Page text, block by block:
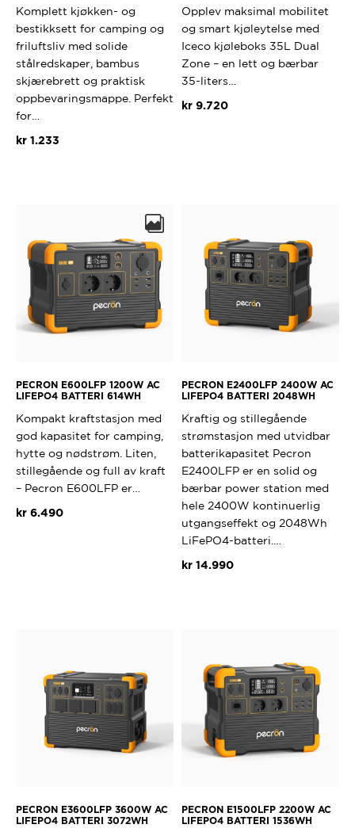
Komplett kjøkken- og
bestikksett for camping og
friluftsliv med solide
stålredskaper, bambus
skjærebrett og praktisk
oppbevaringsmappe. Perfekt
for…
kr1.233
Opplev maksimal mobilitet
og smart kjøleytelse med
Iceco kjøleboks 35L Dual
Zone – en lett og bærbar
35-liters…
kr 9.720
kan
velges
på
PECRON E600LFP 1200W AC
LIFEPO4 BATTERI 614WH
Kompakt kraftstasjon med
god kapasitet for camping,
hytte og nødstrøm. Liten,
stillegående og full av kraft
– Pecron E600LFP er…
kr6.490
PECRON E2400LFP 2400W AC
LIFEPO4 BATTERI 2048WH
Kraftig og stillegående
strømstasjon med utvidbar
batterikapasitet Pecron
E2400LFP er en solid og
bærbar power station med
hele 2400W kontinuerlig
utgangseffekt og 2048Wh
LiFePO4-batteri.…
kr 14.990
PECRON E3600LFP 3600W AC
LIFEPO4 BATTERI 3072WH
PECRON E1500LFP 2200W AC
LIFEPO4 BATTERI 1536WH